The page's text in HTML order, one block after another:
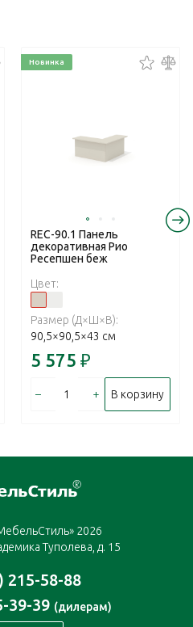
Новинка
REC-90.1 Панель
декоративная Рио
Ресепшен беж
Цвет:
Размер (Д×Ш×В):
90,5×90,5×43 см
5 575 ₽
– + В корзину
2026
Туполева, д. 15
215-58-88
39-39 (дилерам)